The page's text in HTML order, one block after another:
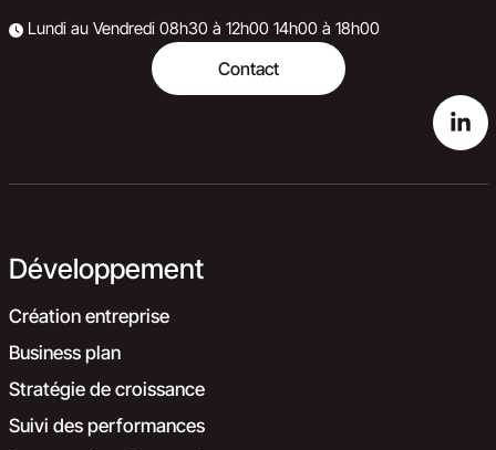
Lundi au Vendredi 08h30 à 12h00 14h00 à 18h00
Contact
Développement
Création entreprise
Business plan
Stratégie de croissance
Suivi des performances